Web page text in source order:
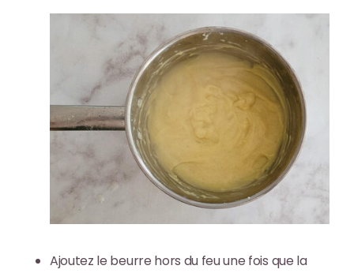
Ajoutez le beurre hors du feu une fois que la